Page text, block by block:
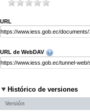
URL
URL de WebDAV
Histórico de versiones
Versión